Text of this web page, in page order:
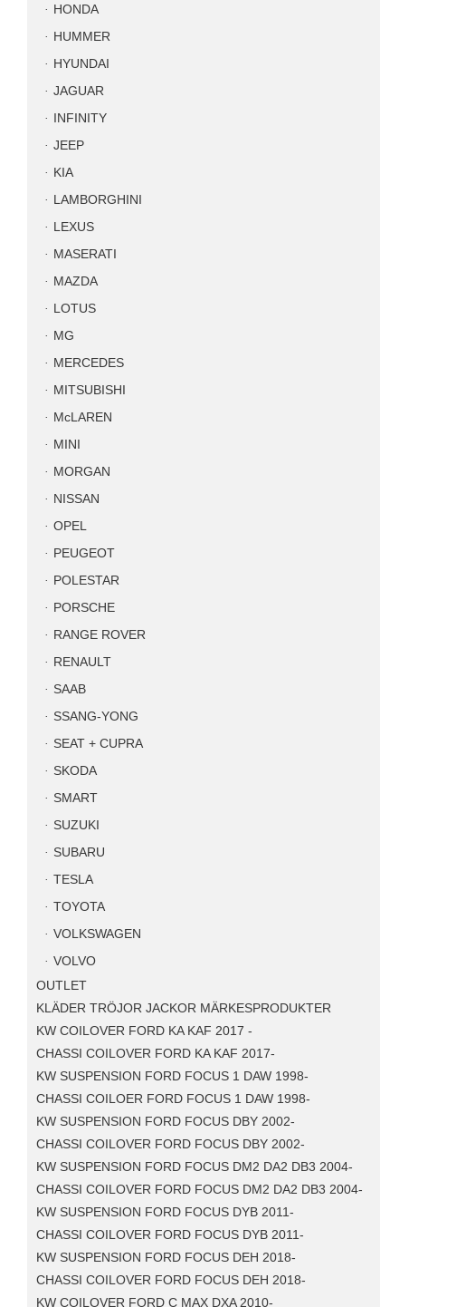
HONDA
HUMMER
HYUNDAI
JAGUAR
INFINITY
JEEP
KIA
LAMBORGHINI
LEXUS
MASERATI
MAZDA
LOTUS
MG
MERCEDES
MITSUBISHI
McLAREN
MINI
MORGAN
NISSAN
OPEL
PEUGEOT
POLESTAR
PORSCHE
RANGE ROVER
RENAULT
SAAB
SSANG-YONG
SEAT + CUPRA
SKODA
SMART
SUZUKI
SUBARU
TESLA
TOYOTA
VOLKSWAGEN
VOLVO
OUTLET
KLÄDER TRÖJOR JACKOR MÄRKESPRODUKTER
KW COILOVER FORD KA KAF 2017 -
CHASSI COILOVER FORD KA KAF 2017-
KW SUSPENSION FORD FOCUS 1 DAW 1998-
CHASSI COILOER FORD FOCUS 1 DAW 1998-
KW SUSPENSION FORD FOCUS DBY 2002-
CHASSI COILOVER FORD FOCUS DBY 2002-
KW SUSPENSION FORD FOCUS DM2 DA2 DB3 2004-
CHASSI COILOVER FORD FOCUS DM2 DA2 DB3 2004-
KW SUSPENSION FORD FOCUS DYB 2011-
CHASSI COILOVER FORD FOCUS DYB 2011-
KW SUSPENSION FORD FOCUS DEH 2018-
CHASSI COILOVER FORD FOCUS DEH 2018-
KW COILOVER FORD C MAX DXA 2010-